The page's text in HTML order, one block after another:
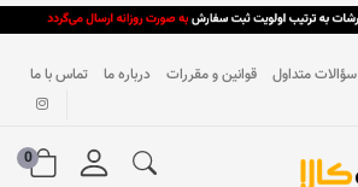
سؤالات متداول قوانین و مقررات درباره ما تماس با ما
0